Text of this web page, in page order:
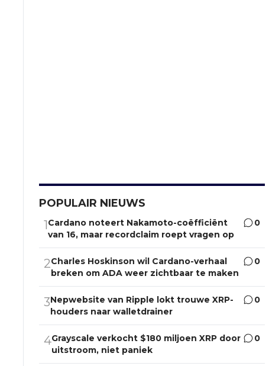
POPULAIR NIEUWS
1Cardano noteert Nakamoto-coëfficiënt
van 16, maar recordclaim roept vragen op
0
2Charles Hoskinson wil Cardano-verhaal
breken om ADA weer zichtbaar te maken
0
3Nepwebsite van Ripple lokt trouwe XRP-
houders naar walletdrainer
0
4Grayscale verkocht $180 miljoen XRP door
uitstroom, niet paniek
0